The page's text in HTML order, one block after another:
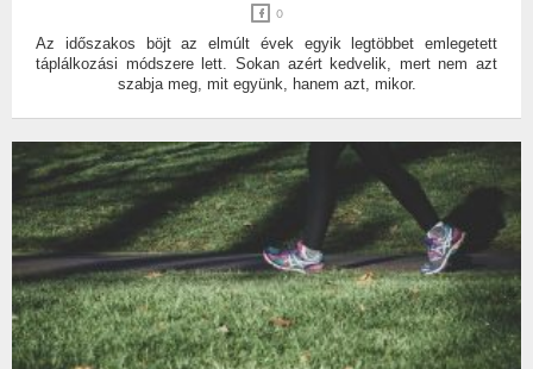
0
Az időszakos böjt az elmúlt évek egyik legtöbbet emlegetett
táplálkozási módszere lett. Sokan azért kedvelik, mert nem azt
szabja meg, mit együnk, hanem azt, mikor.